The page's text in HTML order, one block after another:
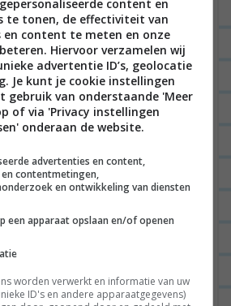
content en
te tonen, de effectiviteit van
en content te meten en onze
Hiervoor verzamelen wij
advertentie ID’s, geolocatie
Je kunt je cookie instellingen
gebruik van onderstaande 'Meer
of via 'Privacy instellingen
onderaan de website.
advertenties en content,
contentmetingen,
en ontwikkeling van diensten
een apparaat opslaan en/of openen
worden verwerkt en informatie van uw
ID's en andere apparaatgegevens)